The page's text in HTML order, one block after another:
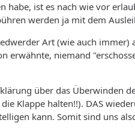
habe, ist es nach wie vor
werden ja mit dem
Art (wie auch
erwähnte, niemand
über das Überwinden
Klappe halten!!). DAS
kann. Somit sind uns